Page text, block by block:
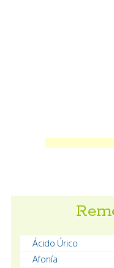
Ácido Úrico
Afonía